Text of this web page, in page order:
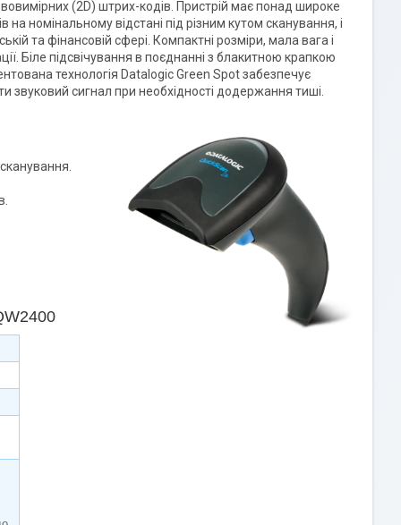
(2D) штрих-кодів. Пристрій має понад широке
номінальному відстані під різним кутом сканування, і
та фінансовій сфері. Компактні розміри, мала вага і
Біле підсвічування в поєднанні з блакитною крапкою
технологія Datalogic Green Spot забезпечує
сигнал при необхідності додержання тиші.